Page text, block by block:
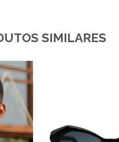
SIMILARES